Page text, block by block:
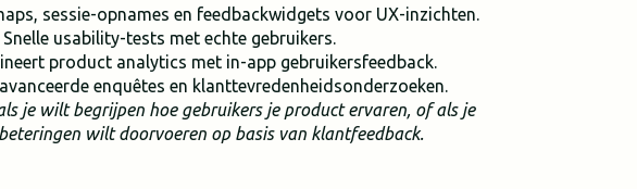
sessie-opnames en feedbackwidgets voor UX-inzichten.
Snelle usability-tests met echte gebruikers.
product analytics met in-app gebruikersfeedback.
enquêtes en klanttevredenheidsonderzoeken.
je wilt begrijpen hoe gebruikers je product ervaren, of als je
wilt doorvoeren op basis van klantfeedback.